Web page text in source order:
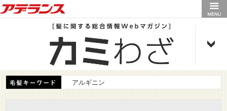
アデランス
アルギニン